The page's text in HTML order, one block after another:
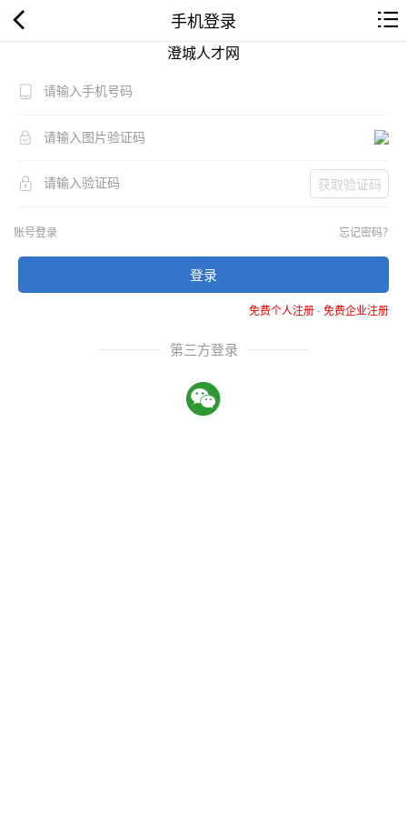
手机登录
澄城人才网
获取验证码
账号登录 忘记密码？
登录
免费个人注册-免费企业注册
第三方登录